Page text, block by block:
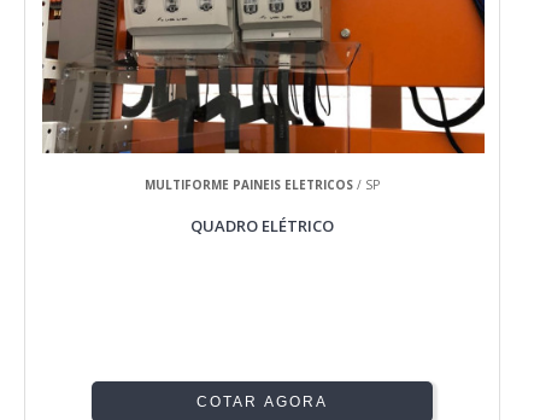
MULTIFORME PAINEIS ELETRICOS / SP
QUADRO ELÉTRICO
COTAR AGORA